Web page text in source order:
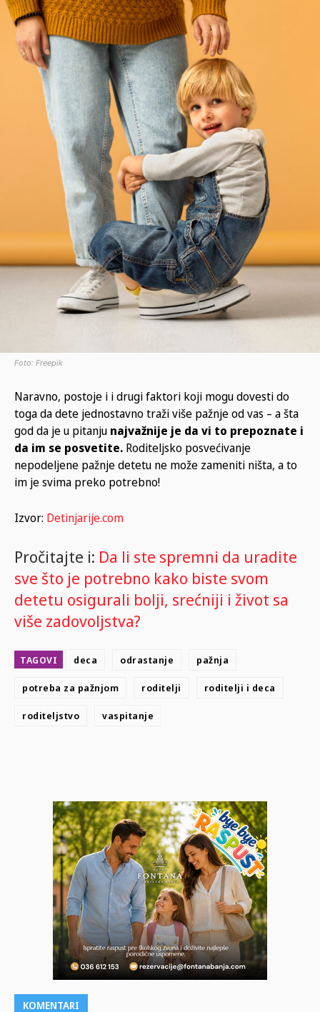
Foto: Freepik
Naravno, postoje i i drugi faktori koji mogu dovesti do
toga da dete jednostavno traži više pažnje od vas – a šta
god da je u pitanju najvažnije je da vi to prepoznate i
da im se posvetite. Roditeljsko posvećivanje
nepodeljene pažnje detetu ne može zameniti ništa, a to
im je svima preko potrebno!
Izvor: Detinjarije.com
Pročitajte i: Da li ste spremni da uradite
sve što je potrebno kako biste svom
detetu osigurali bolji, srećniji i život sa
više zadovoljstva?
TAGOVI deca odrastanje pažnja
potreba za pažnjom roditelji roditelji i deca
roditeljstvo vaspitanje
KOMENTARI